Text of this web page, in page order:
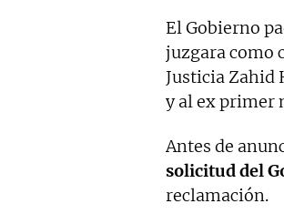
El Gobierno
juzgara como
Justicia Zahid
y al ex primer
Antes de
solicitud del
reclamación.